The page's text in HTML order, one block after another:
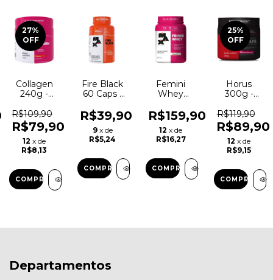
27%
OFF
Collagen
240g -
Titanium
R$109,90
R$79,90
12 x de
R$8,13
COMPRAR
Fire Black
60 Caps -
Titanium
R$39,90
9 x de
R$5,24
Femini
Whey
Max
Titanium
R$159,90
12 x de
R$16,27
COMPRAR
25%
OFF
Horus
300g -
Titanium
R$119,90
R$89,90
12 x de
R$9,15
COMPRAR
Departamentos